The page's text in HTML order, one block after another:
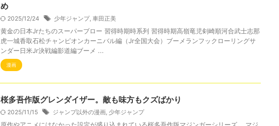
め
2025/12/24 少年ジャンプ, 車田正美
黄金の日本Jrたちのスーパーブロー 習得時期時系列 習得時期高嶺竜児剣崎順河合武士志那
虎一城香取石松チャンピオンカーニバル編（Jr全国大会）ブーメランフックローリングサ
ンダー日米Jr決戦編影道編ブーメ ...
漫画
桜多吾作版グレンダイザー。敵も味方もクズばかり
2025/11/15 ジャンプ以外の漫画, 少年ジャンプ